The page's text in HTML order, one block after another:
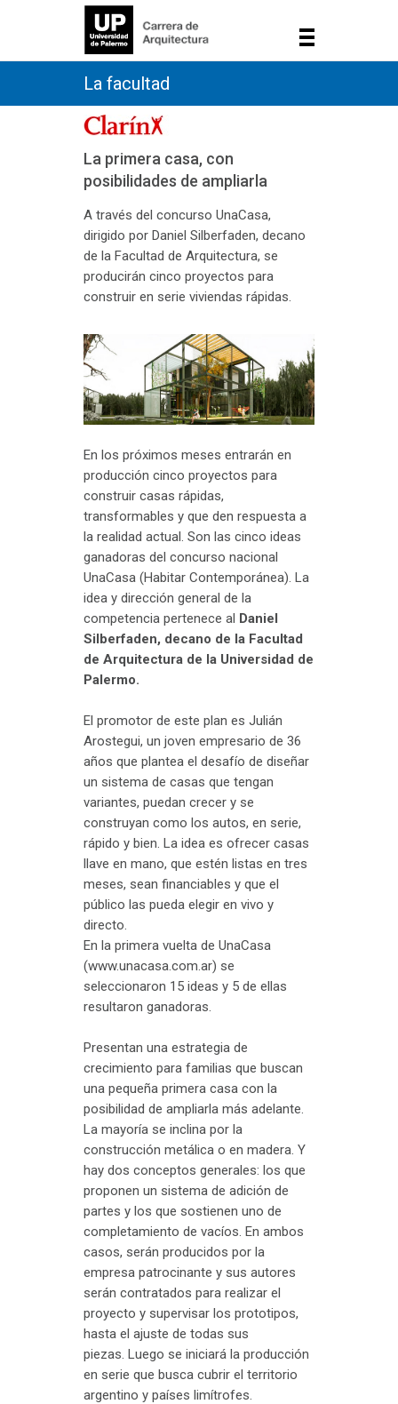
La facultad
La primera casa, con
posibilidades de ampliarla
A través del concurso UnaCasa,
dirigido por Daniel Silberfaden, decano
de la Facultad de Arquitectura, se
producirán cinco proyectos para
construir en serie viviendas rápidas.
En los próximos meses entrarán en
producción cinco proyectos para
construir casas rápidas,
transformables y que den respuesta a
la realidad actual. Son las cinco ideas
ganadoras del concurso nacional
UnaCasa (Habitar Contemporánea). La
idea y dirección general de la
competencia pertenece al Daniel
Silberfaden, decano de la Facultad
de Arquitectura de la Universidad de
Palermo.
El promotor de este plan es Julián
Arostegui, un joven empresario de 36
años que plantea el desafío de diseñar
un sistema de casas que tengan
variantes, puedan crecer y se
construyan como los autos, en serie,
rápido y bien. La idea es ofrecer casas
llave en mano, que estén listas en tres
meses, sean financiables y que el
público las pueda elegir en vivo y
directo.
En la primera vuelta de UnaCasa
(www.unacasa.com.ar) se
seleccionaron 15 ideas y 5 de ellas
resultaron ganadoras.
Presentan una estrategia de
crecimiento para familias que buscan
una pequeña primera casa con la
posibilidad de ampliarla más adelante.
La mayoría se inclina por la
construcción metálica o en madera. Y
hay dos conceptos generales: los que
proponen un sistema de adición de
partes y los que sostienen uno de
completamiento de vacíos. En ambos
casos, serán producidos por la
empresa patrocinante y sus autores
serán contratados para realizar el
proyecto y supervisar los prototipos,
hasta el ajuste de todas sus
piezas. Luego se iniciará la producción
en serie que busca cubrir el territorio
argentino y países limítrofes.